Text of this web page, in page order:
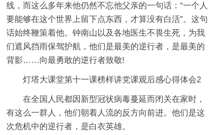
线，而这么多年来他仍然不忘他父亲的一句话：“一个人
要能够在这个世界上留下点东西，才算没有白活”。这句
话始终鞭策着他。钟南山以及各地医生不畏生死，为我
们遮风挡雨保驾护航，他们是最美的逆行者，是最美的
背影……向最勇敢的逆行者致敬!
灯塔大课堂第十一课榜样讲党课观后感心得体会2
在全国人民都因新型冠状病毒蔓延而闭关在家时，
有这么一群人，他们朝着人流的反方向前进。他们是这
次危机中的逆行者，是白衣英雄。